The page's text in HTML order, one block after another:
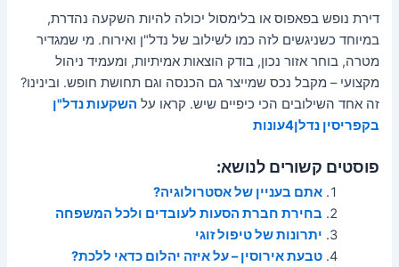
דירת נופש בפאפוס או בלימסול יכולה להיות השקעה נהדרת,
במיוחד כשניגשים לזה כמו לשילוב של נדל"ן ואירוח. מי שמגדיר
מטרה, בוחר אזור נכון, בודק הוצאות אמיתיות, ומעמיד ניהול
מקצועי – מקבל נכס שמייצר גם הכנסה וגם תחושת חופש. ובינינו?
זה אחד השילובים הכי כיפיים שיש. קראו על השקעות נדל"ן
בקפריסין נדלן4עונות
פוסטים קשורים לנושא:
אתם בעניין של אסטרולוגיה?
בחירת חברת הסעות לעובדים ולכל המשפחה
יתרונות של טיפול זוגי
טבעת אירוסין – על איזה יהלום כדאי ללכת?